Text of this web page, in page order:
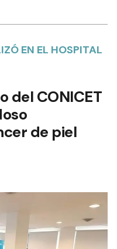
EN EL HOSPITAL
del CONICET
de piel